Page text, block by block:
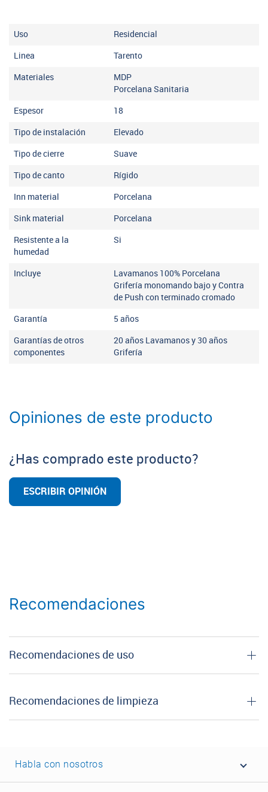
Uso Residencial
Linea Tarento
Materiales
MDP
Porcelana Sanitaria
Espesor 18
Tipo de instalación Elevado
Tipo de cierre Suave
Tipo de canto Rígido
Inn material Porcelana
Sink material Porcelana
Resistente a la
humedad
Si
Incluye
Lavamanos 100% Porcelana
Grifería monomando bajo y Contra
de Push con terminado cromado
Garantía 5 años
Garantías de otros
componentes
20 años Lavamanos y 30 años
Grifería
Opiniones de este producto
¿Has comprado este producto?
ESCRIBIR OPINIÓN
Recomendaciones
Recomendaciones de uso
Recomendaciones de limpieza
Habla con nosotros